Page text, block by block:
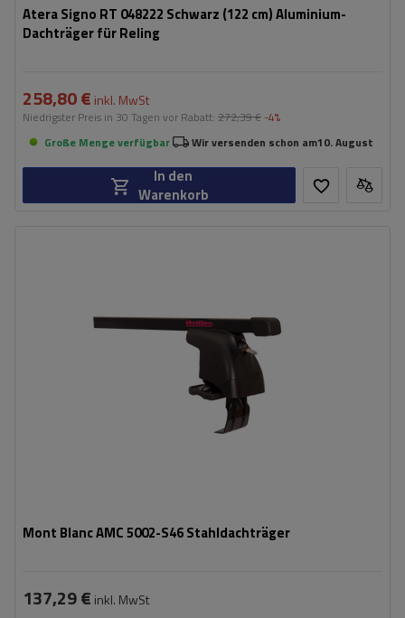
Atera Signo RT 048222 Schwarz (122 cm) Aluminium-
Dachträger für Reling
258,80 € inkl. MwSt
Niedrigster Preis in 30 Tagen vor Rabatt: 272,39 € -4%
Große Menge verfügbar
Wir versenden schon am10. August
In den
Warenkorb
Mont Blanc AMC 5002-S46 Stahldachträger
137,29 € inkl. MwSt